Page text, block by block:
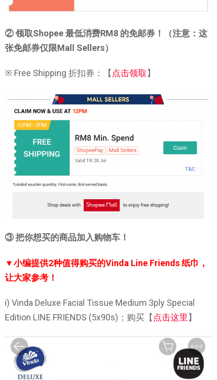
② 领取Shopee 最低消费RM8 的免邮券！（注意：这
张免邮券仅限Mall Sellers）
※ Free Shipping 折扣券：【 点击领取 】
③ 把你想买的商品加入购物车！
▼小编提供2种值得购买的Vinda Line Friends 纸巾，
让大家参考！
i) Vinda Deluxe Facial Tissue Medium 3ply Special
Edition LINE FRIENDS (5x90s)；购买【 点击这里 】